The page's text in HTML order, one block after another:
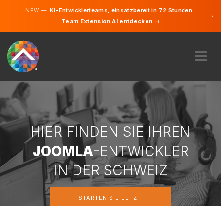
NEW —KI-Entwicklerteams, einsatzbereit in 72 Stunden.
Team Extension AI entdecken →
×
ÜBER UNS
EXPERTISE
WIE FUNKTIONIERT ES?
KARRIERE
FINDEN
SCHWEIZ
STARTEN SIE JETZT
Englisch
HIER FINDEN SIE IHREN
JOOMLA-ENTWICKLER
IN DER SCHWEIZ
STARTEN SIE JETZT!